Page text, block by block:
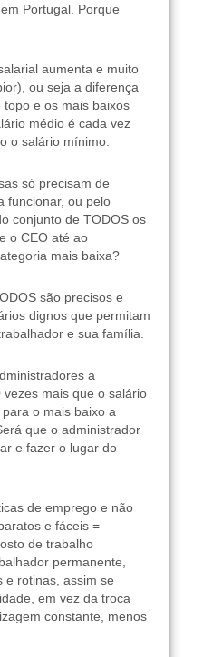
Portugal. Porque
aumenta e muito
ou seja a diferença
e os mais baixos
médio é cada vez
o salário mínimo.
só precisam de
funcionar, ou pelo
conjunto de TODOS os
o CEO até ao
mais baixa?
são precisos e
dignos que permitam
e sua família.
a
mais que o salário
o mais baixo a
que o administrador
e fazer o lugar do
de emprego e não
e fáceis =
de trabalho
permanente,
e rotinas, assim se
em vez da troca
constante, menos